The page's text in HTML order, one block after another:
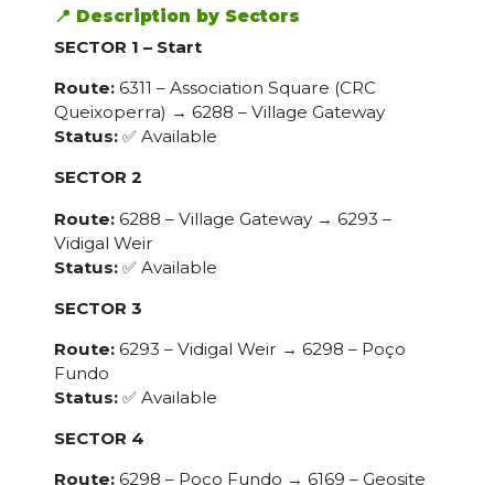
📍 Description by Sectors
SECTOR 1 – Start
Route:6311 – Association Square (CRC
Queixoperra) → 6288 – Village Gateway
Status:✅ Available
SECTOR 2
Route:6288 – Village Gateway → 6293 –
Vidigal Weir
Status:✅ Available
SECTOR 3
Route:6293 – Vidigal Weir → 6298 – Poço
Fundo
Status:✅ Available
SECTOR 4
Route:6298 – Poço Fundo → 6169 – Geosite